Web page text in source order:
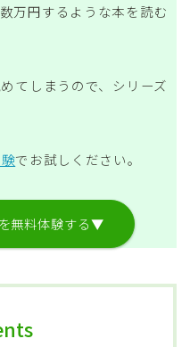
万円するような本を読む
てしまうので、シリーズ
でお試しください。
無料体験する▼